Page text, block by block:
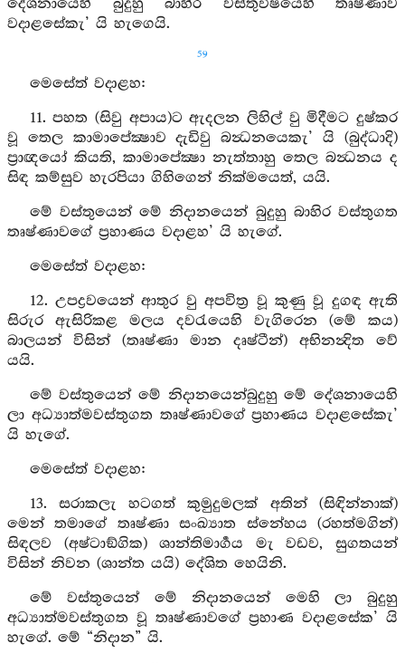
දේශනායෙහි බුදුහු බාහිර වස්තුවිෂයෙහි තෘෂ්ණාව
වදාළසේකැ’ යි හැගෙයි.
59
මෙසේත් වදාළහ:
11. පහත (සිවු අපාය)ට ඇදලන ලිහිල් වු මිදීමට දුෂ්කර
වූ තෙල කාමාපේක්‍ෂාව දැඩිවු බන්‍ධනයෙකැ’ යි (බුද්ධාදි)
ප්‍රාඥයෝ කියති, කාමාපේක්‍ෂා නැත්තාහු තෙල බන්‍ධනය ද
සිඳ කම්සුව හැරපියා ගිහිගෙන් නික්මයෙත්, යයි.
මේ වස්තුයෙන් මේ නිදානයෙන් බුදුහු බාහිර වස්තුගත
තෘෂ්ණාවගේ ප්‍රහාණය වදාළහ’ යි හැගේ.
මෙසේත් වදාළහ:
12. උපද්‍රවයෙන් ආතුර වු අපවිත්‍ර වූ කුණු වූ දුගඳ ඇති
සිරුර ඇසිරිකළ මලය දවරැයෙහි වැගිරෙන (මේ කය)
බාලයන් විසින් (තෘෂ්ණා මාන දෘෂ්ටීන්) අභිනන්‍දිත වේ
යයි.
මේ වස්තුයෙන් මේ නිදානයෙන්බුදුහු මේ දේශනායෙහි
ලා අධ්‍යාත්මවස්තුගත තෘෂ්ණාවගේ ප්‍රහාණය වදාළසේකැ’
යි හැගේ.
මෙසේත් වදාළහ:
13. සරාකලැ හටගත් කුමුදුමලක් අතින් (සිඳින්නාක්)
මෙන් තමාගේ තෘෂ්ණා සංඛ්‍යාත ස්නේහය (රහත්මගින්)
සිඳලව (අෂ්ටාඞ්ගික) ශාන්තිමාර්‍ගය මැ වඩව, සුගතයන්
විසින් නිවන (ශාන්ත යයි) දේශිත හෙයිනි.
මේ වස්තුයෙන් මේ නිදානයෙන් මෙහි ලා බුදුහු
අධ්‍යාත්මවස්තුගත වූ තෘෂ්ණාවගේ ප්‍රහාණ වදාළසේක’ යි
හැගේ. මේ “නිදාන” යි.